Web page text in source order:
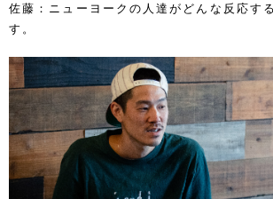
佐藤：ニューヨークの人達がどんな反応す
す。